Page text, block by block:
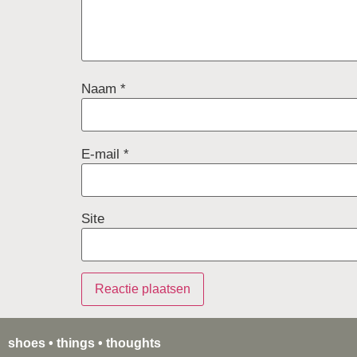
Naam *
E-mail *
Site
shoes • things • thoughts